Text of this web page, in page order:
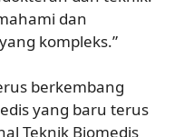
dan
kompleks.”
berkembang
yang baru terus
Teknik Biomedis